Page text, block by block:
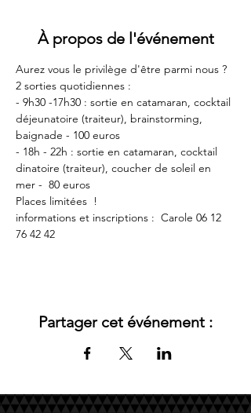
À propos de l'événement
Aurez vous le privilège d'être parmi nous ?
2 sorties quotidiennes :
- 9h30 -17h30 : sortie en catamaran, cocktail
déjeunatoire (traiteur), brainstorming,
baignade - 100 euros
- 18h - 22h : sortie en catamaran, cocktail
dinatoire (traiteur), coucher de soleil en
mer -  80 euros
Places limitées  !
informations et inscriptions :  Carole 06 12
76 42 42
Partager cet événement :